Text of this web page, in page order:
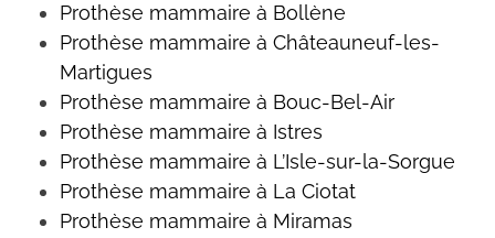
Prothèse mammaire à Bollène
Prothèse mammaire à Châteauneuf-les-
Martigues
Prothèse mammaire à Bouc-Bel-Air
Prothèse mammaire à Istres
Prothèse mammaire à L’Isle-sur-la-Sorgue
Prothèse mammaire à La Ciotat
Prothèse mammaire à Miramas